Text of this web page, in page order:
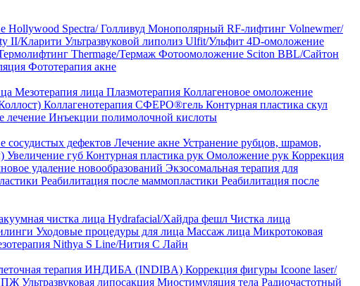
Hollywood Spectra/ Голливуд Монополярный RF-лифтинг Volnewmer/
II/Кларити Ультразвуковой липолиз Ulfit/Ульфит 4D-омоложение
Thermage/Термаж Фотоомоложение Sciton BBL/Сайтон
Фототерапия акне
Мезотерапия лица Плазмотерапия Коллагеновое омоложение
Коллагенотерапия СФЕРО®гель Контурная пластика скул
лечение Инъекции полимолочной кислоты
сосудистых дефектов Лечение акне Устранение рубцов, шрамов,
Увеличение губ Контурная пластика рук Омоложение рук Коррекция
удаление новообразований Экзосомальная терапия для
Реабилитация после маммопластики Реабилитация после
чистка лица Hydrafacial/Хайдра фешл Чистка лица
Уходовые процедуры для лица Массаж лица Микротоковая
Nithya S Line/Нития С Лайн
терапия ИНДИБА (INDIBA) Коррекция фигуры Icoone laser/
Ультразвуковая липосакция Миостимуляция тела Радиочастотный